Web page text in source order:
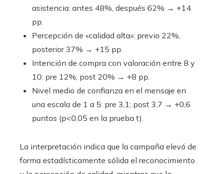
asistencia: antes 48%, después 62% → +14
pp.
Percepción de «calidad alta»: previo 22%,
posterior 37% → +15 pp.
Intención de compra con valoración entre 8 y
10: pre 12%, post 20% → +8 pp.
Nivel medio de confianza en el mensaje en
una escala de 1 a 5: pre 3,1; post 3,7 → +0,6
puntos (p<0,05 en la prueba t).
La interpretación indica que la campaña elevó de
forma estadísticamente sólida el reconocimiento